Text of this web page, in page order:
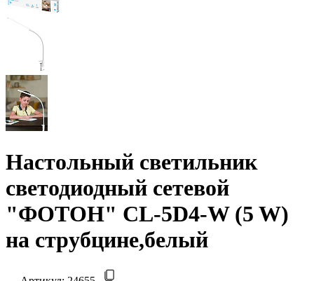
Настольный светильник
светодиодный сетевой
"ФОТОН" CL-5D4-W (5 W)
на струбцине,белый